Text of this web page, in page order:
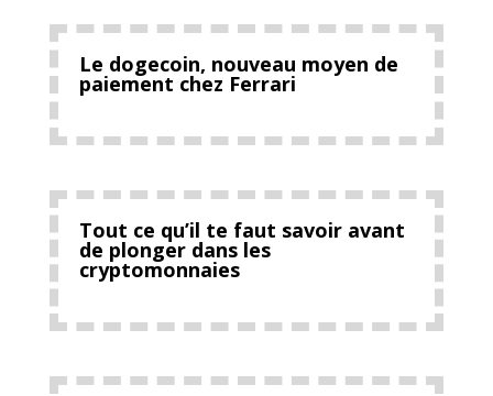
Le dogecoin, nouveau moyen de
paiement chez Ferrari
Tout ce qu’il te faut savoir avant
de plonger dans les
cryptomonnaies